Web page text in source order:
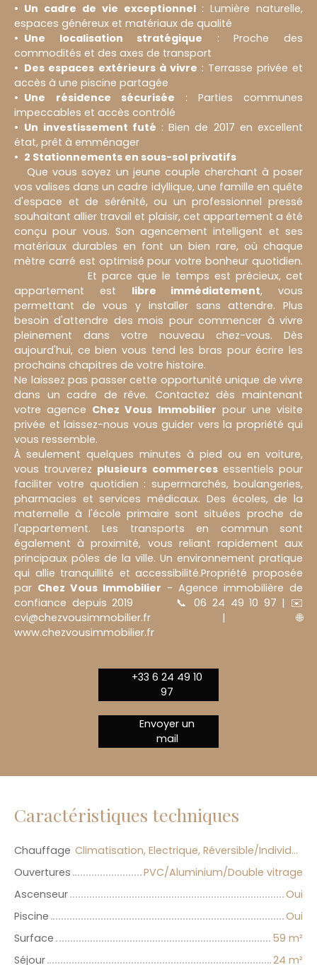
Un cadre de vie exceptionnel: Lumière naturelle,
espaces généreux et matériaux de qualité
Une localisation stratégique : Proche des
commodités et des axes de transport
Des espaces extérieurs à vivre : Terrasse privée et
accès à une piscine partagée
Une résidence sécurisée : Parties communes
impeccables et accès contrôlé
Un investissement futé : Bien de 2017 en excellent
état, prêt à emménager
2 Stationnements en sous-sol privatifs
Que vous soyez un jeune couple cherchant à poser
vos valises dans un cadre idyllique, une famille en quête
d'espace et de sérénité, ou un professionnel pressé
souhaitant allier travail et plaisir, cet appartement a été
conçu pour vous. Son agencement intelligent et ses
matériaux durables en font un bien rare, où chaque
mètre carré est optimisé pour votre bonheur quotidien.
Et parce que le temps est précieux, cet
appartement est libre immédiatement, vous
permettant de vous y installer sans attendre. Plus
besoin d'attendre des mois pour commencer à vivre
pleinement dans votre nouveau chez-vous. Dès
aujourd'hui, ce bien vous tend les bras pour écrire les
prochains chapitres de votre histoire.
Ne laissez pas passer cette opportunité unique de vivre
dans un cadre de rêve. Contactez dès maintenant
votre agence Chez Vous Immobilier pour une visite
privée et laissez-nous vous guider vers la propriété qui
vous ressemble.
À seulement quelques minutes à pied ou en voiture,
vous trouverez plusieurs commercesessentiels pour
faciliter votre quotidien : supermarchés, boulangeries,
pharmacies et services médicaux. Des écoles, de la
maternelle à l'école primaire sont situées proche de
l'appartement. Les transports en commun sont
également à proximité, vous reliant rapidement aux
principaux pôles de la ville. Un environnement pratique
qui allie tranquillité et accessibilité.Propriété proposée
par Chez Vous Immobilier - Agence immobilière de
confiance depuis 2019 📞 06 24 49 10 97 | ✉️
cvi@chezvousimmobilier.fr | 🌐
www.chezvousimmobilier.fr
+33 6 24 49 10
97
Envoyer un
mail
Caractéristiques techniques
Chauffage
Climatisation, Electrique, Réversible/Individuel
Ouvertures
PVC/Aluminium/Double vitrage
Ascenseur
Oui
Piscine
Oui
Surface
59 m²
Séjour
24 m²